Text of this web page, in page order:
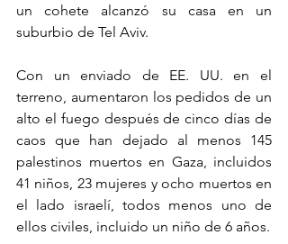
un cohete alcanzó su casa en un
suburbio de Tel Aviv.
Con un enviado de EE. UU. en el
terreno, aumentaron los pedidos de un
alto el fuego después de cinco días de
caos que han dejado al menos 145
palestinos muertos en Gaza, incluidos
41 niños, 23 mujeres y ocho muertos en
el lado israelí, todos menos uno de
ellos civiles, incluido un niño de 6 años.